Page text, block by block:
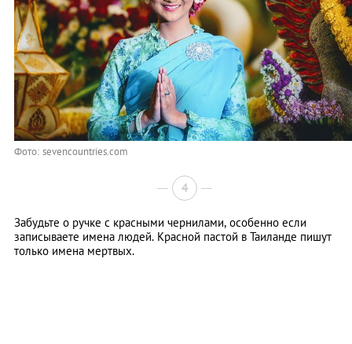
Фото: sevencountries.com
4
Забудьте о ручке с красными чернилами, особенно если
записываете имена людей. Красной пастой в Таиланде пишут
только имена мертвых.